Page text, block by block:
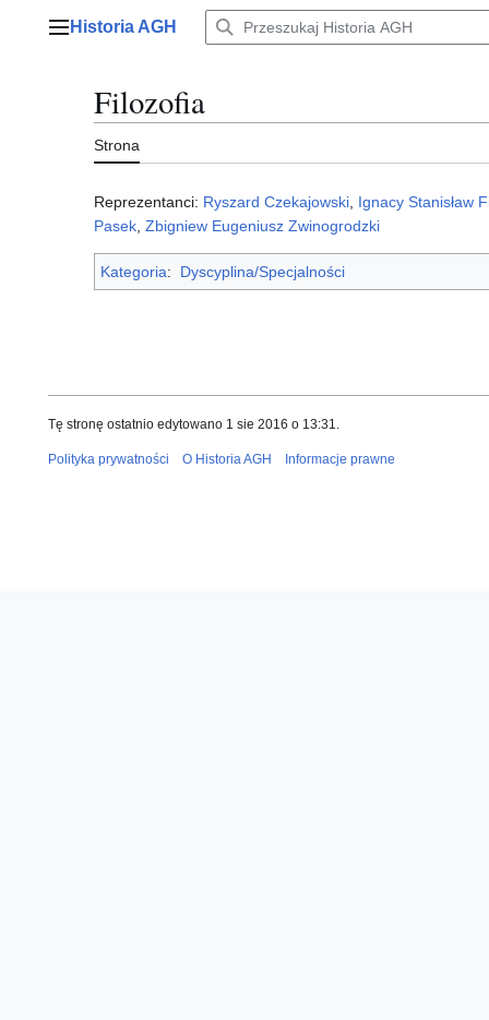
Menu główne
Historia AGH
Filozofia
Strona
Reprezentanci: Ryszard Czekajowski Ignacy Stanisław
Pasek Zbigniew Eugeniusz Zwinogrodzki
Kategoria: Dyscyplina/Specjalności
Tę stronę ostatnio edytowano 1 sie 2016 o 13:31.
Polityka prywatności O Historia AGH Informacje prawne